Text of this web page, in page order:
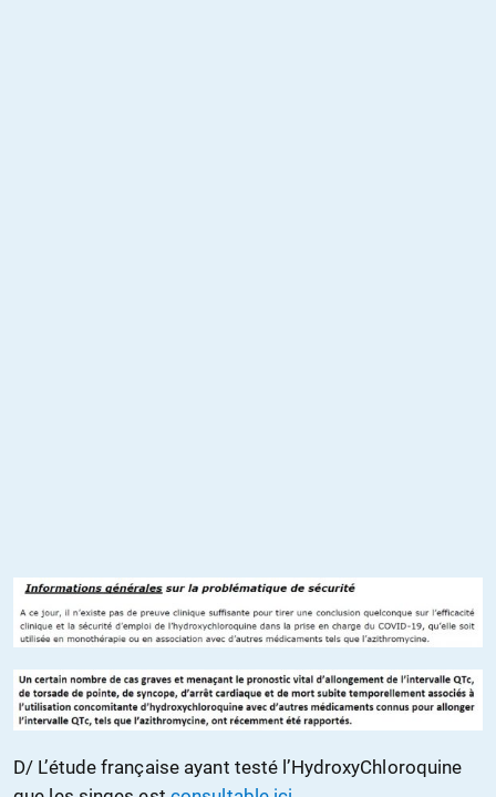
D/ L’étude française ayant testé l’HydroxyChloroquine